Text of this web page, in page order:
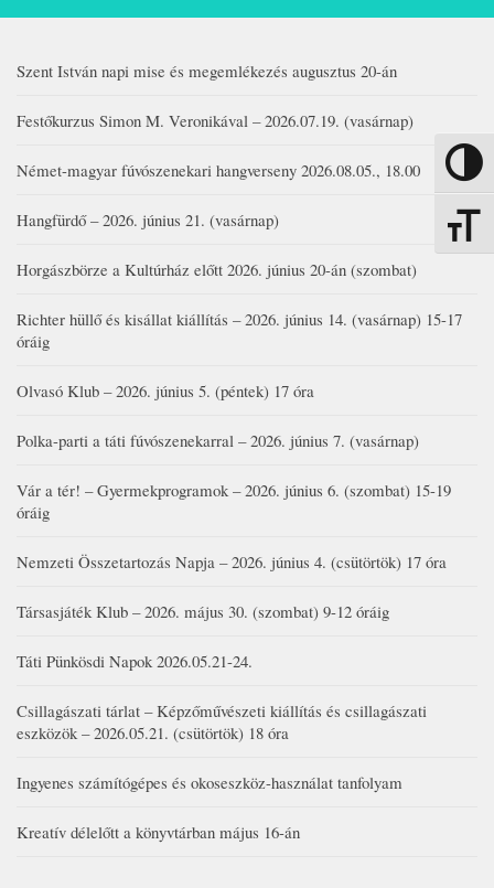
Nagy
Szent István napi mise és megemlékezés augusztus 20-án
Festőkurzus Simon M. Veronikával – 2026.07.19. (vasárnap)
Német-magyar fúvószenekari hangverseny 2026.08.05., 18.00
Hangfürdő – 2026. június 21. (vasárnap)
Horgászbörze a Kultúrház előtt 2026. június 20-án (szombat)
Richter hüllő és kisállat kiállítás – 2026. június 14. (vasárnap) 15-17
óráig
Olvasó Klub – 2026. június 5. (péntek) 17 óra
Polka-parti a táti fúvószenekarral – 2026. június 7. (vasárnap)
Vár a tér! – Gyermekprogramok – 2026. június 6. (szombat) 15-19
óráig
Nemzeti Összetartozás Napja – 2026. június 4. (csütörtök) 17 óra
Társasjáték Klub – 2026. május 30. (szombat) 9-12 óráig
Táti Pünkösdi Napok 2026.05.21-24.
Csillagászati tárlat – Képzőművészeti kiállítás és csillagászati
eszközök – 2026.05.21. (csütörtök) 18 óra
Ingyenes számítógépes és okoseszköz-használat tanfolyam
Kreatív délelőtt a könyvtárban május 16-án